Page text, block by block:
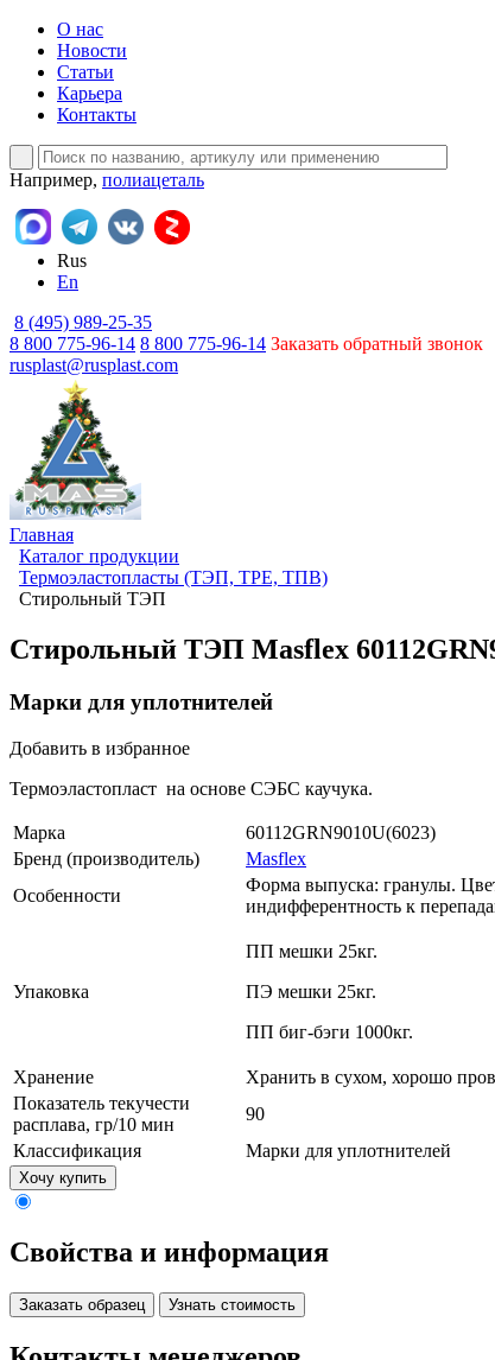
О нас
Новости
Статьи
Карьера
Контакты
Например, полиацеталь
Rus
En
8 (495) 989-25-35
8 800 775-96-14 8 800 775-96-14 Заказать обратный звонок
rusplast@rusplast.com
Главная
Каталог продукции
Термоэластопласты (ТЭП, TPE, ТПВ)
Стирольный ТЭП
Стирольный ТЭП Masflex
Марки для уплотнителей
Добавить в избранное
Термоэластопласт на основе СЭБС каучука.
Марка
60112GRN9010U(6023)
Бренд (производитель)
Masflex
Особенности
Форма выпуска: гранулы.
индифферентность к
Упаковка
ПП мешки 25кг.
ПЭ мешки 25кг.
ПП биг-бэги 1000кг.
Хранение
Хранить в сухом, хорошо
Показатель текучести
расплава, гр/10 мин
90
Классификация
Марки для уплотнителей
Хочу купить
Свойства и информация
Заказать образец Узнать стоимость